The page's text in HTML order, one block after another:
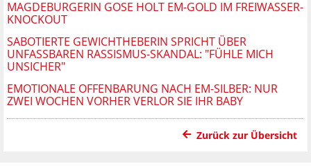
MAGDEBURGERIN GOSE HOLT EM-GOLD IM FREIWASSER-
KNOCKOUT
SABOTIERTE GEWICHTHEBERIN SPRICHT ÜBER
UNFASSBAREN RASSISMUS-SKANDAL: "FÜHLE MICH
UNSICHER"
EMOTIONALE OFFENBARUNG NACH EM-SILBER: NUR
ZWEI WOCHEN VORHER VERLOR SIE IHR BABY
Zurück zur Übersicht